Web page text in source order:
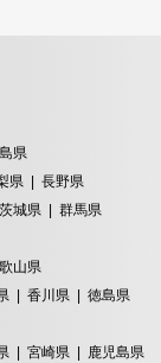
県
県
長野県
茨城県
群馬県
山県
香川県
徳島県
宮崎県
鹿児島県